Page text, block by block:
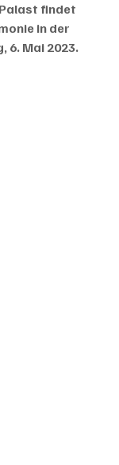
findet
in der
6. Mai 2023.